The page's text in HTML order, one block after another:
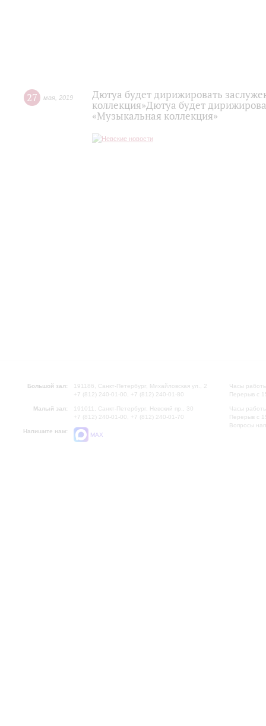
27 мая 2019
Дютуа будет дирижировать
коллекция»Дютуа будет
«Музыкальная коллекция»
Большой зал:
191186, Санкт-Петербург, Михайловская ул., 2
+7 (812) 240-01-00, +7 (812) 240-01-80
Малый зал:
191011, Санкт-Петербург, Невский пр., 30
+7 (812) 240-01-00, +7 (812) 240-01-70
Напишите нам:
MAX
Часы
Перерыв с
Часы
Перерыв с
Вопросы